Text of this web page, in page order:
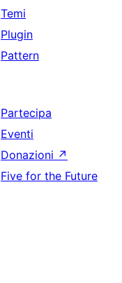
Temi
Plugin
Pattern
Partecipa
Eventi
Donazioni ↗
Five for the Future